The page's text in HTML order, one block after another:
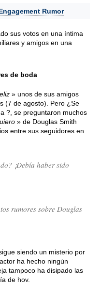
Rumor
sus votos en una íntima
y amigos en una
de boda
» unos de sus amigos
(7 de agosto). Pero ¿Se
?, se preguntaron muchos
» de Douglas Smith
entre sus seguidores en
¡Debía haber sido
rumores sobre Douglas
siendo un misterio por
ha hecho ningún
tampoco ha disipado las
de hoy.